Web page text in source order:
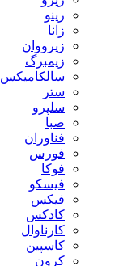
رینو
زانا
زیرووان
زیمبرگ
سالکامیکس
ستر
سلپرو
صبا
فناوران
فورس
فوکا
فیسکو
فیکس
کادکس
کارناوال
کاسپین
کرون